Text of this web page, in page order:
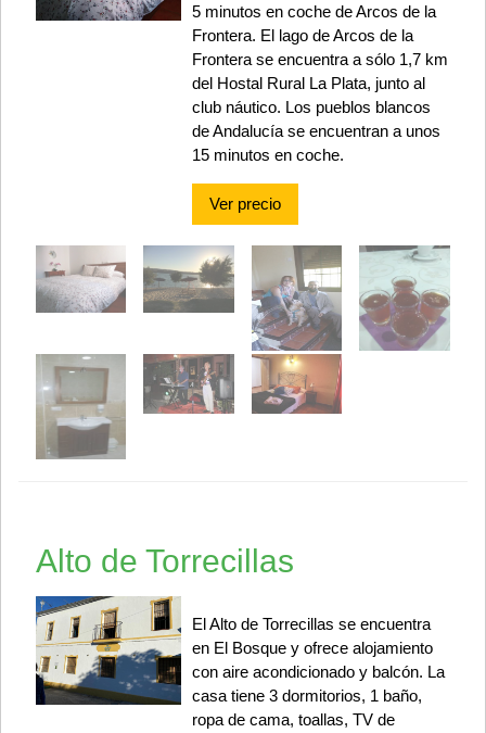
5 minutos en coche de Arcos de la
Frontera. El lago de Arcos de la
Frontera se encuentra a sólo 1,7 km
del Hostal Rural La Plata, junto al
club náutico. Los pueblos blancos
de Andalucía se encuentran a unos
15 minutos en coche.
Ver precio
Alto de Torrecillas
El Alto de Torrecillas se encuentra
en El Bosque y ofrece alojamiento
con aire acondicionado y balcón. La
casa tiene 3 dormitorios, 1 baño,
ropa de cama, toallas, TV de